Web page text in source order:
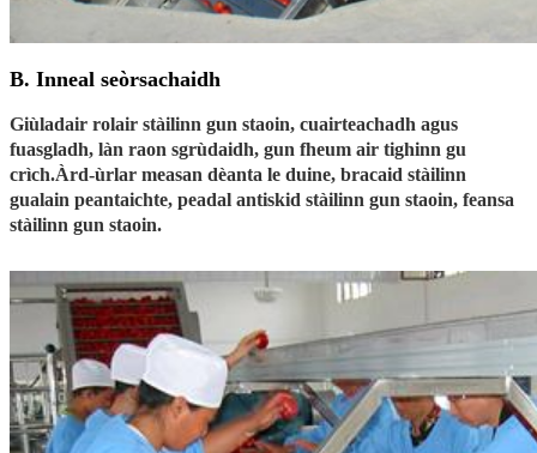
B. Inneal seòrsachaidh
Giùladair rolair stàilinn gun staoin, cuairteachadh agus
fuasgladh, làn raon sgrùdaidh, gun fheum air tighinn gu
crìch.Àrd-ùrlar measan dèanta le duine, bracaid stàilinn
gualain peantaichte, peadal antiskid stàilinn gun staoin, feansa
stàilinn gun staoin.